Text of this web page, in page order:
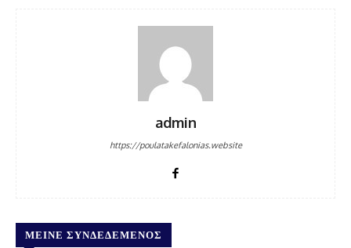
admin
https://poulatakefalonias.website
ΜΕΊΝΕ ΣΥΝΔΕΔΕΜΈΝΟΣ